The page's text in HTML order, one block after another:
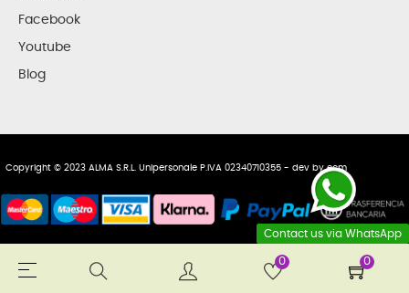
0 0
Toggle
☰
Facebook
Youtube
Blog
Contact us via WhatsApp
Copyright © 2023 ALMA S.R.L. Unipersonale P.IVA 02340710355 - dev byecm